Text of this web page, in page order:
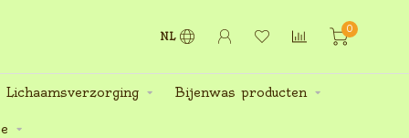
NL
0
Bijenwas producten